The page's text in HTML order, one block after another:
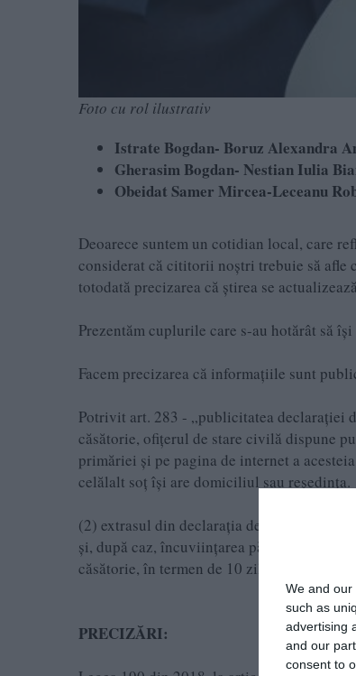
We and our
such as
advertising
and our
consent to
Foto cu rol ilustrativ
Istrate Bogdan- Boruz Alexandra
Gherasim Bogdan- Nestian Iulia
Obeidat Samer Mircea-Leceanu
Deoarece suntem un cotidian local, care
considerat că cititorii noştri trebuie să afle
totodată precizarea că ştirea se
Prezentăm cuplurile care s-au hotărât să
Facem precizarea că informaţiile sunt
Potrivit art. 283 - „publicitatea declaraţiei
căsătorie, ofiţerul de stare civilă dispune
primăriei şi pe pagina de internet a
celălalt soţ îşi are domiciliul sau reşedinţa.
(2) extrasul din declaraţia de căsătorie
şi, după caz, încuviinţarea părinţilor sau a
căsătorie, în termen de 10 zile de la data
PRECIZĂRI: